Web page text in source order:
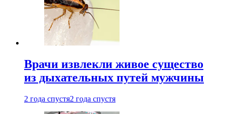
Врачи извлекли живое существо
из дыхательных путей мужчины
2 года спустя2 года спустя